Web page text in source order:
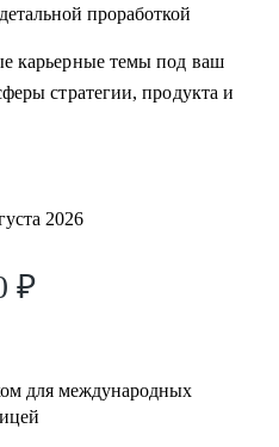
материалов (например,
письма)
e-commerce на позициях:
Market, Product
или США или уже ищет
по визе талантов О1 /
проработкой
карьерные темы под ваш
стратегии, продукта и
2026
₽
для международных